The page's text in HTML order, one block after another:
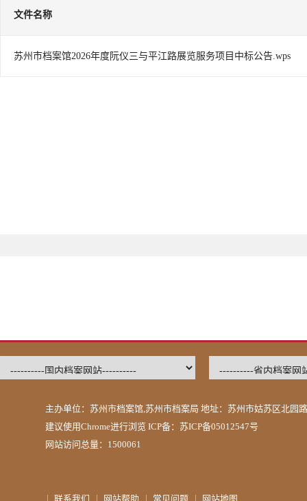
文件名称
苏州市档案馆2026年度阮仪三与平江路展览服务项目中标公告.wps
主办单位：苏州市档案馆,苏州市档案局 地址：苏州市姑苏区北园
建议使用Chrome进行浏览 ICP备： 苏ICP备05012547号
网站访问总量：1500061
联系我们 网站帮助 常见问题 网站地图